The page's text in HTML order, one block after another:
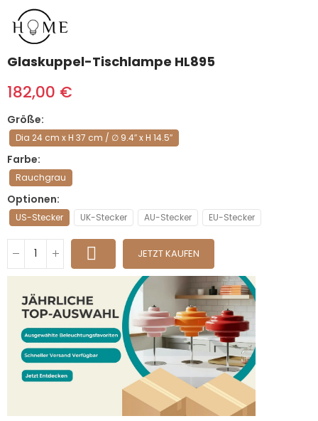
Glaskuppel-Tischlampe HL895
182,00 €
Größe
Dia 24 cm x H 37 cm / ∅ 9.4″ x H 14.5″
Farbe
Rauchgrau
Optionen
US-Stecker UK-Stecker AU-Stecker EU-Stecker
JETZT KAUFEN